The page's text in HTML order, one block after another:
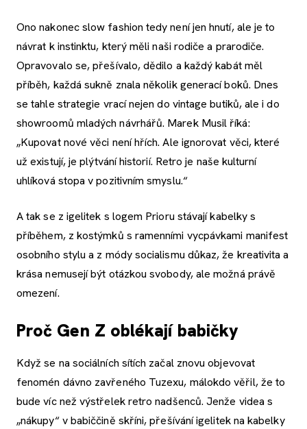
Ono nakonec slow fashion tedy není jen hnutí, ale je to
návrat k instinktu, který měli naši rodiče a prarodiče.
Opravovalo se, přešívalo, dědilo a každý kabát měl
příběh, každá sukně znala několik generací boků. Dnes
se tahle strategie vrací nejen do vintage butiků, ale i do
showroomů mladých návrhářů. Marek Musil říká:
„Kupovat nové věci není hřích. Ale ignorovat věci, které
už existují, je plýtvání historií. Retro je naše kulturní
uhlíková stopa v pozitivním smyslu.“
A tak se z igelitek s logem Prioru stávají kabelky s
příběhem, z kostýmků s ramenními vycpávkami manifest
osobního stylu a z módy socialismu důkaz, že kreativita a
krása nemusejí být otázkou svobody, ale možná právě
omezení.
Proč Gen Z oblékají babičky
Když se na sociálních sítích začal znovu objevovat
fenomén dávno zavřeného Tuzexu, málokdo věřil, že to
bude víc než výstřelek retro nadšenců. Jenže videa s
„nákupy“ v babiččině skříni, přešívání igelitek na kabelky